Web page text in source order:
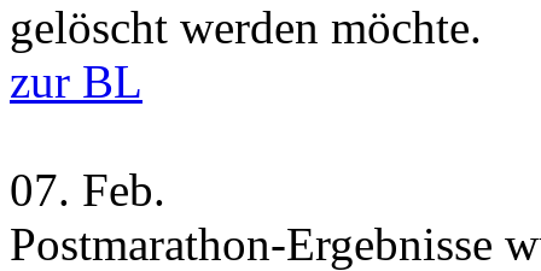
gelöscht werden möchte.
zur BL
07. Feb.
Postmarathon-Ergebnisse